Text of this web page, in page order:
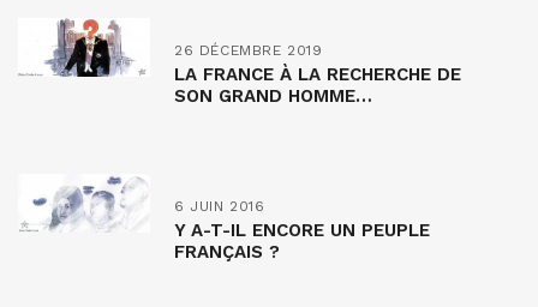
26 DÉCEMBRE 2019
LA FRANCE À LA RECHERCHE DE
SON GRAND HOMME…
6 JUIN 2016
Y A-T-IL ENCORE UN PEUPLE
FRANÇAIS ?